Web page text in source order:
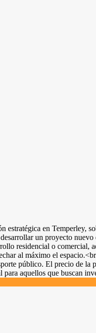
estratégica en Temperley,
un proyecto
residencial o comercial,
al máximo el
público. El precio de
aquellos que buscan